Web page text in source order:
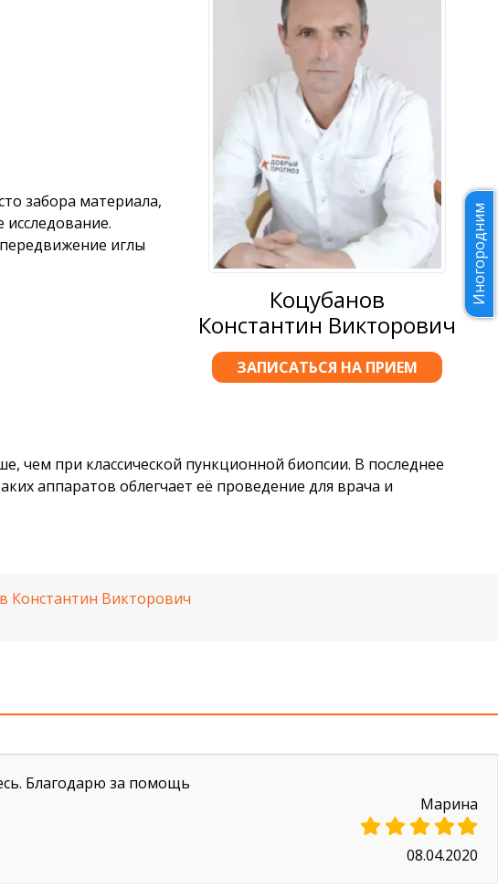
забора материала,
иглы
Коцубанов
Константин Викторович
ЗАПИСАТЬСЯ НА ПРИЕМ
чем при классической пункционной биопсии. В последнее
аппаратов облегчает её проведение для врача и
Константин Викторович
Благодарю за помощь
Марина
08.04.2020
Иногородним